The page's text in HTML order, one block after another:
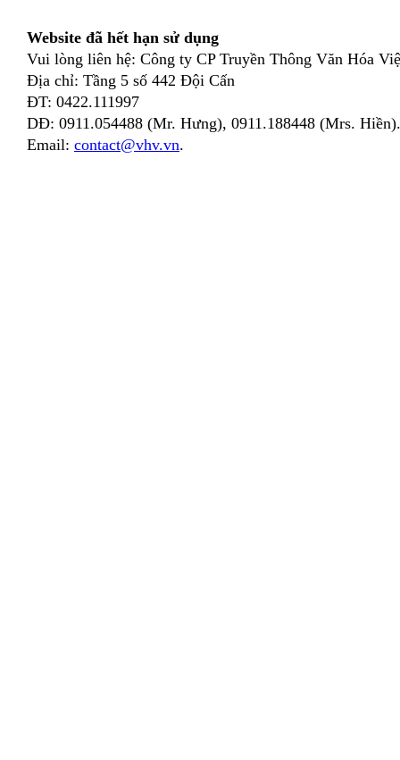
Website đã hết hạn sử dụng
Vui lòng liên hệ: Công ty CP Truyền Thông Văn Hóa
Địa chỉ: Tầng 5 số 442 Đội Cấn
ĐT: 0422.111997
DĐ: 0911.054488 (Mr. Hưng), 0911.188448 (Mrs. Hiền).
Email: contact@vhv.vn.